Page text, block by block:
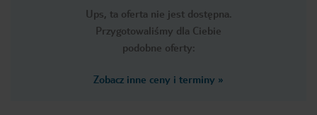
Ups, ta oferta nie jest dostępna.
Przygotowaliśmy dla Ciebie
podobne oferty:
Zobacz inne ceny i terminy »